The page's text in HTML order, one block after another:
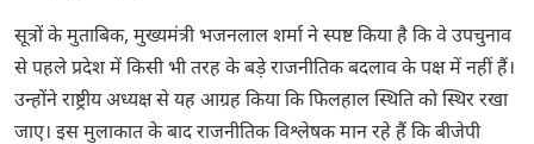
सूत्रों के मुताबिक, मुख्यमंत्री भजनलाल शर्मा ने स्पष्ट किया है कि वे उपचुनाव
से पहले प्रदेश में किसी भी तरह के बड़े राजनीतिक बदलाव के पक्ष में नहीं हैं।
उन्होंने राष्ट्रीय अध्यक्ष से यह आग्रह किया कि फिलहाल स्थिति को स्थिर रखा
जाए। इस मुलाकात के बाद राजनीतिक विश्लेषक मान रहे हैं कि बीजेपी